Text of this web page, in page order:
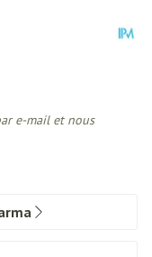
e-mail et nous